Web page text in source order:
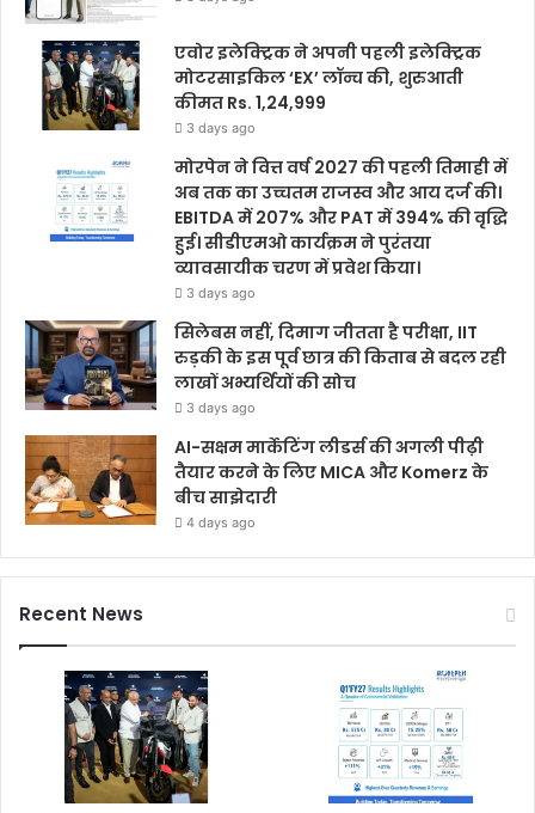
एवोर इलेक्ट्रिक ने अपनी पहली इलेक्ट्रिक
मोटरसाइकिल ‘EX’ लॉन्च की, शुरुआती
कीमत Rs. 1,24,999
3 days ago
मोरपेन ने वित्त वर्ष 2027 की पहली तिमाही में
अब तक का उच्चतम राजस्व और आय दर्ज की।
EBITDA में 207% और PAT में 394% की वृद्धि
हुई। सीडीएमओ कार्यक्रम ने पुरंतया
व्यावसायीक चरण में प्रवेश किया।
3 days ago
सिलेबस नहीं, दिमाग जीतता है परीक्षा, IIT
रुड़की के इस पूर्व छात्र की किताब से बदल रही
लाखों अभ्यर्थियों की सोच
3 days ago
AI-सक्षम मार्केटिंग लीडर्स की अगली पीढ़ी
तैयार करने के लिए MICA और Komerz के
बीच साझेदारी
4 days ago
Recent News